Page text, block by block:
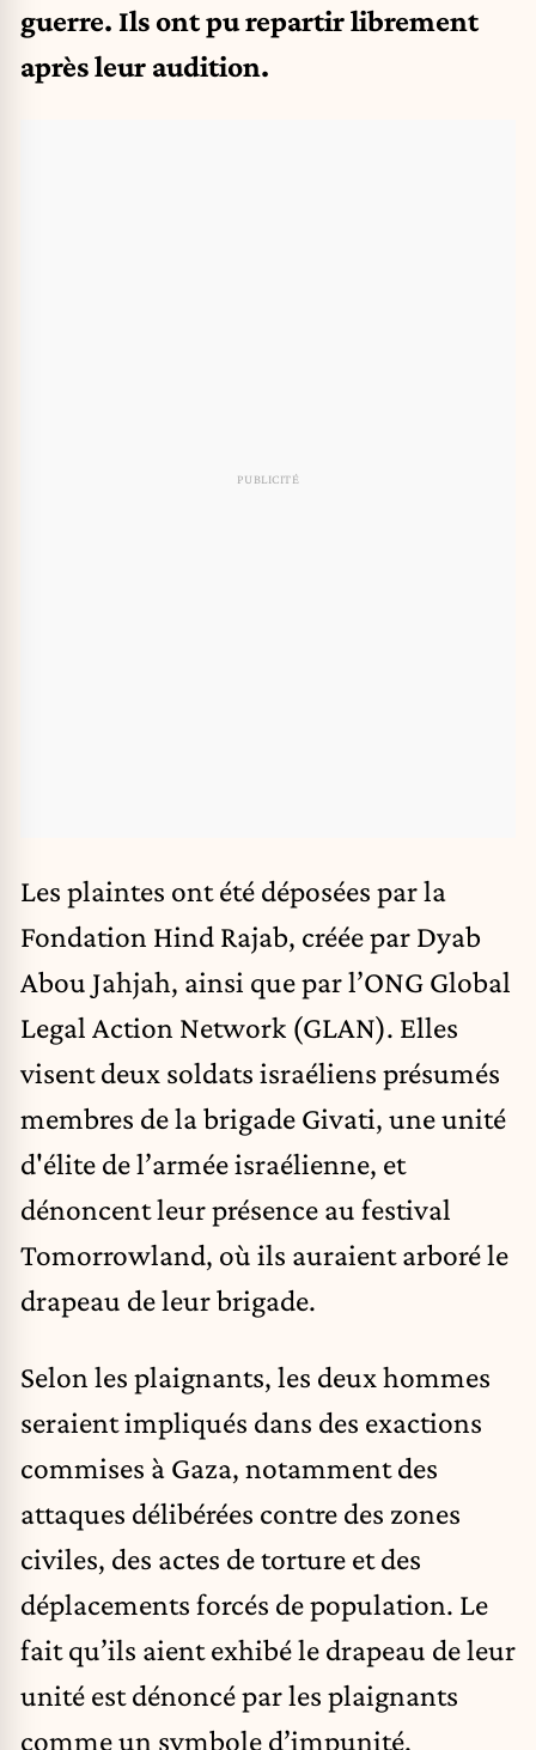
guerre. Ils ont pu repartir librement
après leur audition.
Les plaintes ont été déposées par la
Fondation Hind Rajab, créée par Dyab
Abou Jahjah, ainsi que par l’ONG Global
Legal Action Network (GLAN). Elles
visent deux soldats israéliens présumés
membres de la brigade Givati, une unité
d'élite de l’armée israélienne, et
dénoncent leur présence au festival
Tomorrowland, où ils auraient arboré le
drapeau de leur brigade.
Selon les plaignants, les deux hommes
seraient impliqués dans des exactions
commises à Gaza, notamment des
attaques délibérées contre des zones
civiles, des actes de torture et des
déplacements forcés de population. Le
fait qu’ils aient exhibé le drapeau de leur
unité est dénoncé par les plaignants
comme un symbole d’impunité.